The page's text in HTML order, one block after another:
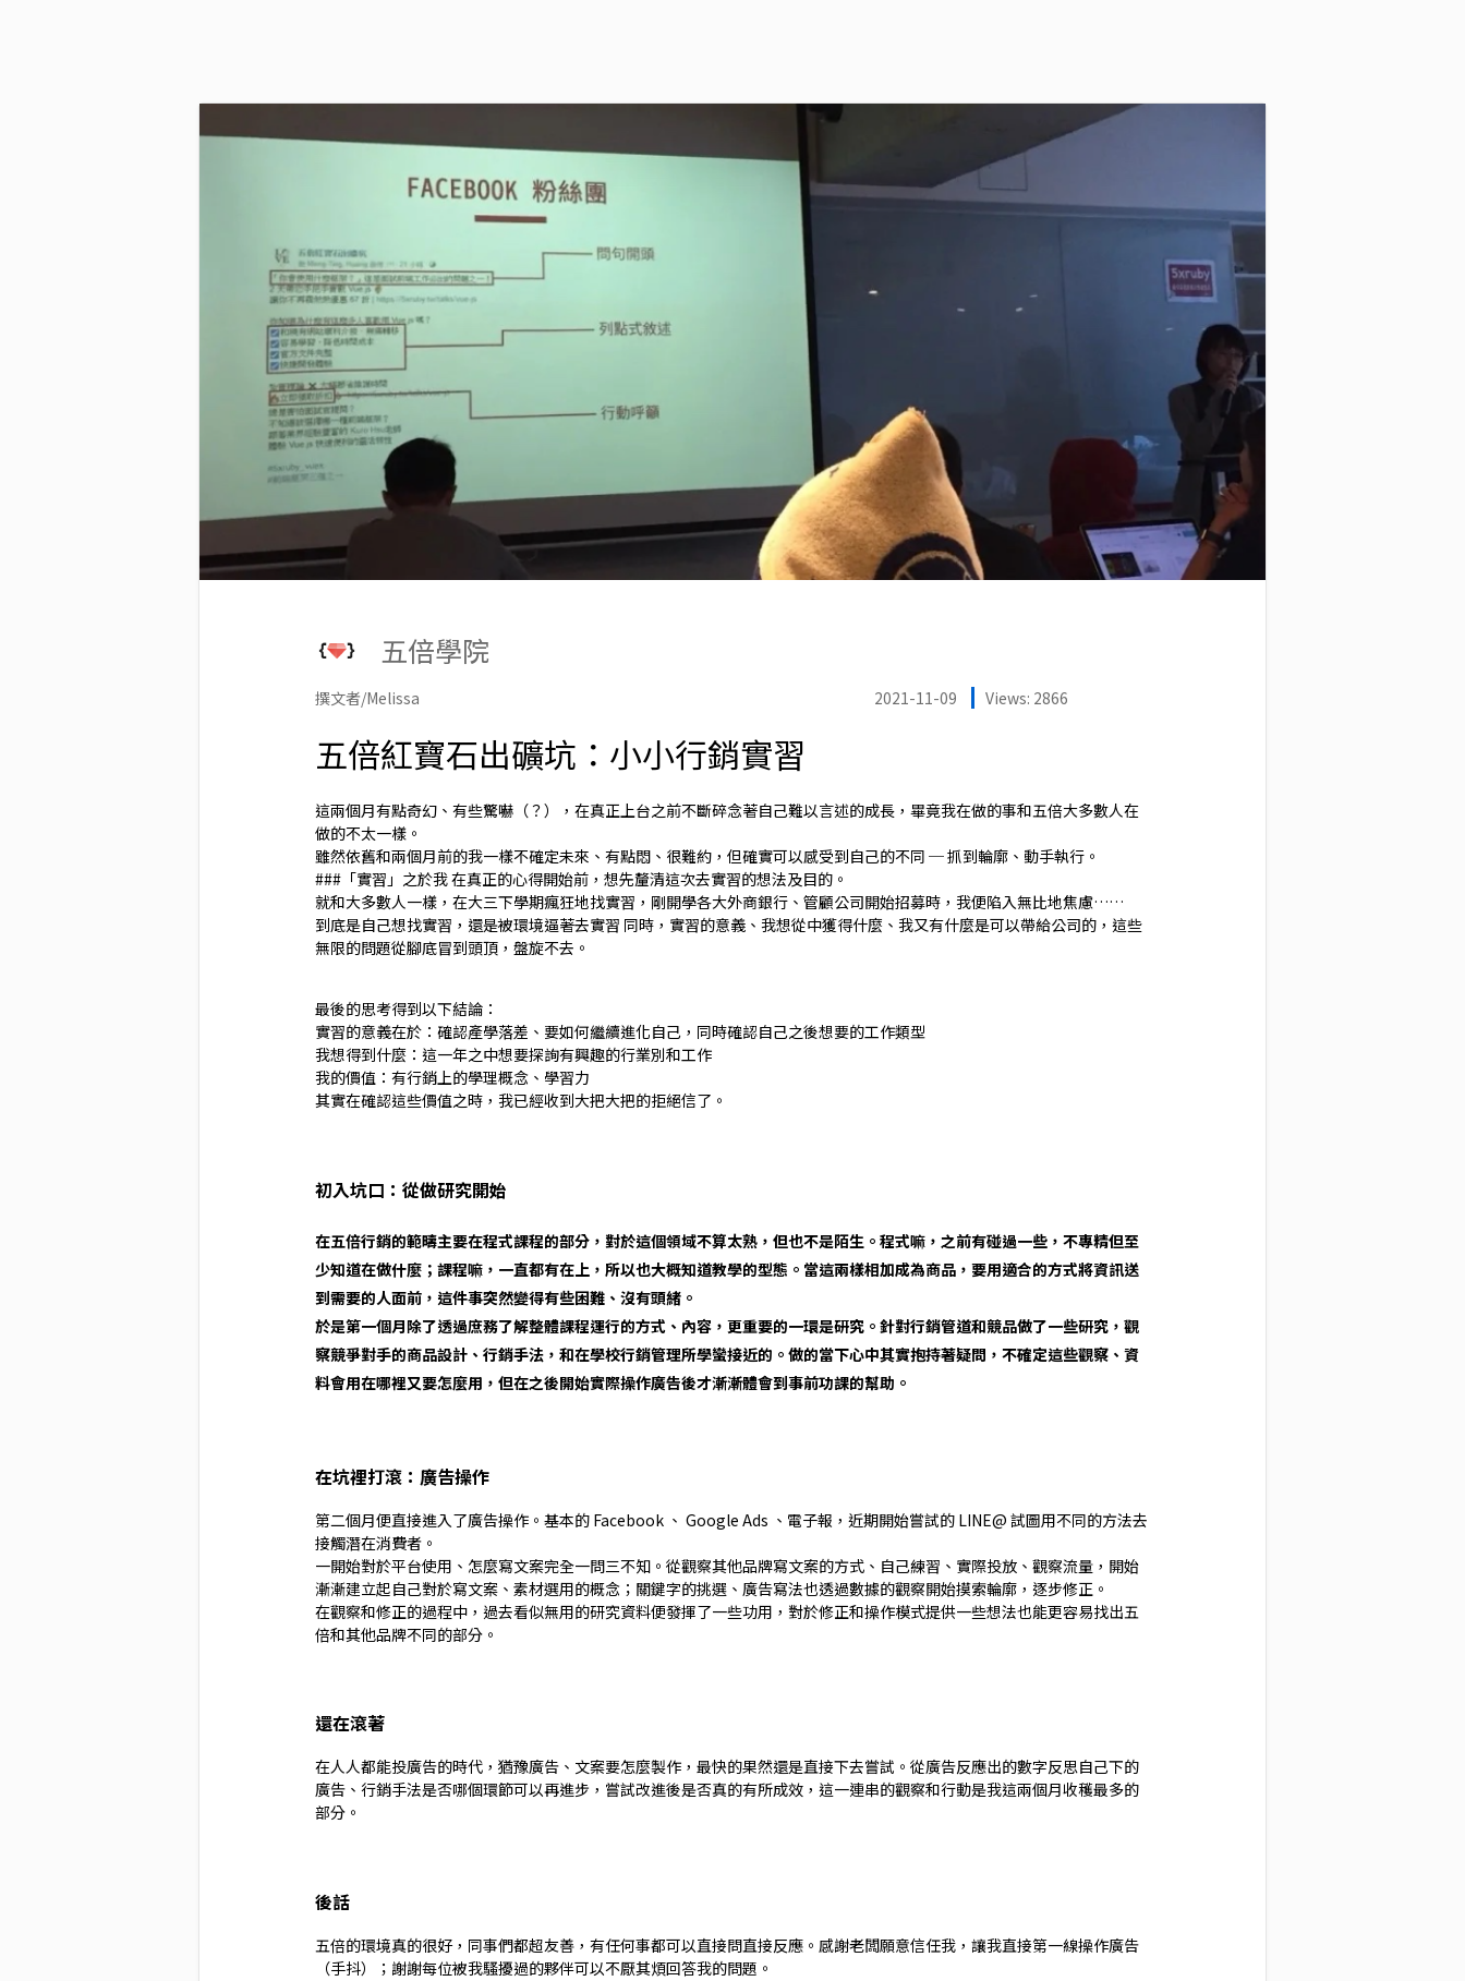
五倍學院
撰文者/Melissa 2021-11-09 Views: 2866
五倍紅寶石出礦坑：小小行銷實習
這兩個月有點奇幻、有些驚嚇（？），在真正上台之前不斷碎念著自己難以言述的成長，畢竟我在做的事和五倍大多數人在
做的不太一樣。
雖然依舊和兩個月前的我一樣不確定未來、有點悶、很難約，但確實可以感受到自己的不同 ─ 抓到輪廓、動手執行。
###「實習」之於我 在真正的心得開始前，想先釐清這次去實習的想法及目的。
就和大多數人一樣，在大三下學期瘋狂地找實習，剛開學各大外商銀行、管顧公司開始招募時，我便陷入無比地焦慮……
到底是自己想找實習，還是被環境逼著去實習 同時，實習的意義、我想從中獲得什麼、我又有什麼是可以帶給公司的，這些
無限的問題從腳底冒到頭頂，盤旋不去。
最後的思考得到以下結論：
實習的意義在於：確認產學落差、要如何繼續進化自己，同時確認自己之後想要的工作類型
我想得到什麼：這一年之中想要探詢有興趣的行業別和工作
我的價值：有行銷上的學理概念、學習力
其實在確認這些價值之時，我已經收到大把大把的拒絕信了。
初入坑口：從做研究開始
在五倍行銷的範疇主要在程式課程的部分，對於這個領域不算太熟，但也不是陌生。程式嘛，之前有碰過一些，不專精但至
少知道在做什麼；課程嘛，一直都有在上，所以也大概知道教學的型態。當這兩樣相加成為商品，要用適合的方式將資訊送
到需要的人面前，這件事突然變得有些困難、沒有頭緒。
於是第一個月除了透過庶務了解整體課程運行的方式、內容，更重要的一環是研究。針對行銷管道和競品做了一些研究，觀
察競爭對手的商品設計、行銷手法，和在學校行銷管理所學蠻接近的。做的當下心中其實抱持著疑問，不確定這些觀察、資
料會用在哪裡又要怎麼用，但在之後開始實際操作廣告後才漸漸體會到事前功課的幫助。
在坑裡打滾：廣告操作
第二個月便直接進入了廣告操作。基本的 Facebook 、 Google Ads 、電子報，近期開始嘗試的 LINE@ 試圖用不同的方法去
接觸潛在消費者。
一開始對於平台使用、怎麼寫文案完全一問三不知。從觀察其他品牌寫文案的方式、自己練習、實際投放、觀察流量，開始
漸漸建立起自己對於寫文案、素材選用的概念；關鍵字的挑選、廣告寫法也透過數據的觀察開始摸索輪廓，逐步修正。
在觀察和修正的過程中，過去看似無用的研究資料便發揮了一些功用，對於修正和操作模式提供一些想法也能更容易找出五
倍和其他品牌不同的部分。
還在滾著
在人人都能投廣告的時代，猶豫廣告、文案要怎麼製作，最快的果然還是直接下去嘗試。從廣告反應出的數字反思自己下的
廣告、行銷手法是否哪個環節可以再進步，嘗試改進後是否真的有所成效，這一連串的觀察和行動是我這兩個月收穫最多的
部分。
後話
五倍的環境真的很好，同事們都超友善，有任何事都可以直接問直接反應。感謝老闆願意信任我，讓我直接第一線操作廣告
（手抖）；謝謝每位被我騷擾過的夥伴可以不厭其煩回答我的問題。